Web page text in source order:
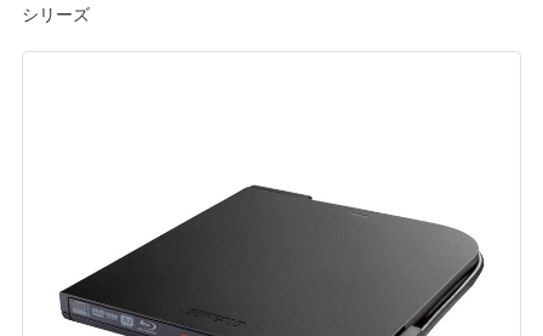
シリーズ